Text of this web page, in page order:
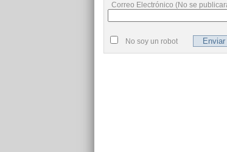
Correo Electrónico (No se
No soy un robot